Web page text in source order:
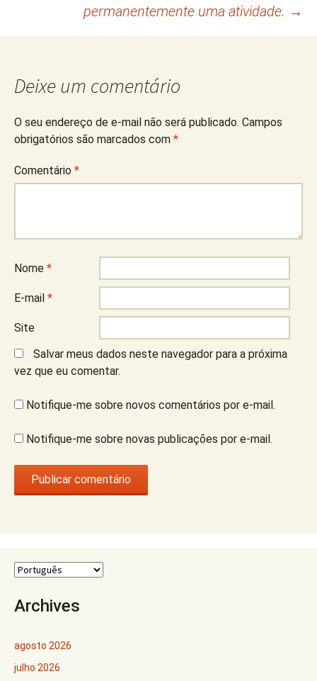
permanentemente uma atividade. →
Deixe um comentário
O seu endereço de e-mail não será publicado. Campos
obrigatórios são marcados com *
Comentário *
Nome *
E-mail *
Site
Salvar meus dados neste navegador para a próxima
vez que eu comentar.
Notifique-me sobre novos comentários por e-mail.
Notifique-me sobre novas publicações por e-mail.
Archives
agosto 2026
julho 2026